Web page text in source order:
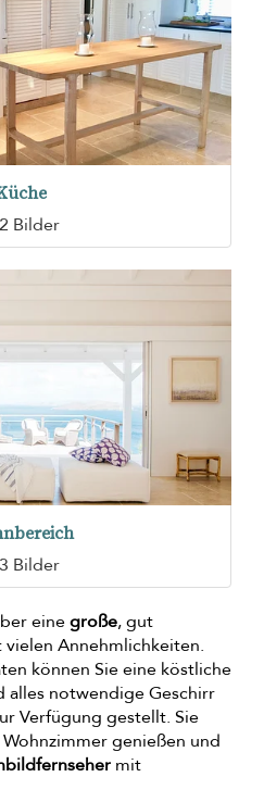
2 Bilder
3 Bilder
einegroße, gut
vielen Annehmlichkeiten.
können Sie eine köstliche
alles notwendige Geschirr
Verfügung gestellt. Sie
genießen und
mit